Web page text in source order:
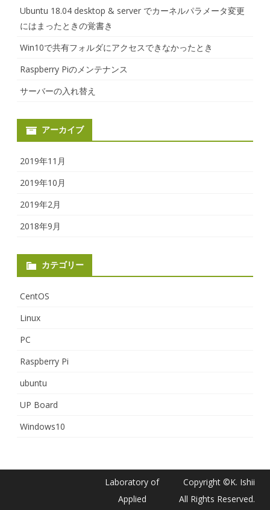
Ubuntu 18.04 desktop & server でカーネルパラメータ変更
にはまったときの覚書き
Win10で共有フォルダにアクセスできなかったとき
Raspberry Piのメンテナンス
サーバーの入れ替え
アーカイブ
2019年11月
2019年10月
2019年2月
2018年9月
カテゴリー
CentOS
Linux
PC
Raspberry Pi
ubuntu
UP Board
Windows10
Laboratory of
Applied
Copyright ©K. Ishii
All Rights Reserved.